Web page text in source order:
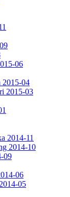
06
2015-04
2015-03
2014-11
2014-10
09
06
05